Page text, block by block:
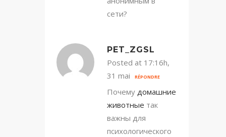
сети?
PET_ZGSL
Posted at 17:16h,
31 mai
RÉPONDRE
Почему домашние
животные так
важны для
психологического